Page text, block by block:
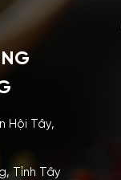
Hội Tây,
Tỉnh Tây